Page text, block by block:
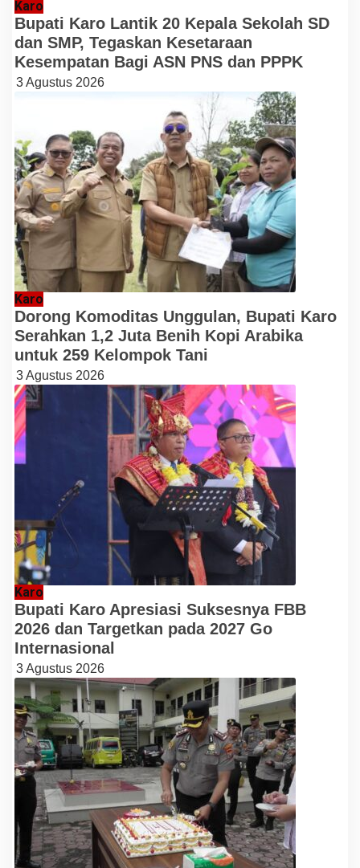
Karo
Bupati Karo Lantik 20 Kepala Sekolah SD
dan SMP, Tegaskan Kesetaraan
Kesempatan Bagi ASN PNS dan PPPK
3 Agustus 2026
Karo
Dorong Komoditas Unggulan, Bupati Karo
Serahkan 1,2 Juta Benih Kopi Arabika
untuk 259 Kelompok Tani
3 Agustus 2026
Karo
Bupati Karo Apresiasi Suksesnya FBB
2026 dan Targetkan pada 2027 Go
Internasional
3 Agustus 2026